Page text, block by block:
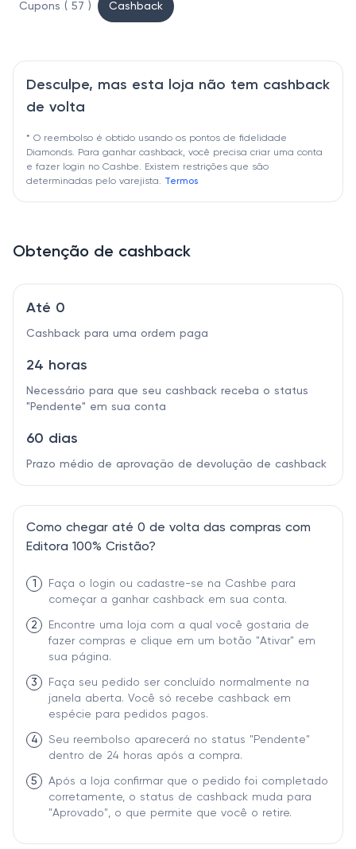
Cupons ( 57 ) Cashback
Desculpe, mas esta loja não tem cashback
de volta
* O reembolso é obtido usando os pontos de fidelidade
Diamonds. Para ganhar cashback, você precisa criar uma conta
e fazer login no Cashbe. Existem restrições que são
determinadas pelo varejista. Termos
Obtenção de cashback
Até 0
Cashback para uma ordem paga
24 horas
Necessário para que seu cashback receba o status
"Pendente" em sua conta
60 dias
Prazo médio de aprovação de devolução de cashback
Como chegar até 0 de volta das compras com
Editora 100% Cristão?
1
Faça o login ou cadastre-se na Cashbe para
começar a ganhar cashback em sua conta.
2
Encontre uma loja com a qual você gostaria de
fazer compras e clique em um botão "Ativar" em
sua página.
3
Faça seu pedido ser concluído normalmente na
janela aberta. Você só recebe cashback em
espécie para pedidos pagos.
4
Seu reembolso aparecerá no status "Pendente"
dentro de 24 horas após a compra.
5
Após a loja confirmar que o pedido foi completado
corretamente, o status de cashback muda para
"Aprovado", o que permite que você o retire.